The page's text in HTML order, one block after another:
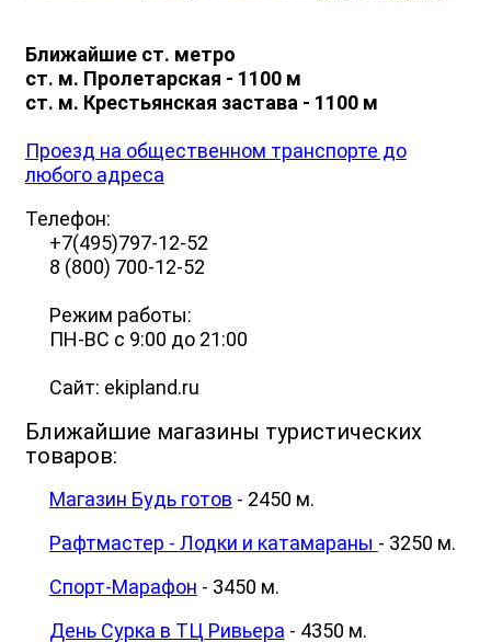
Ближайшие ст. метро
ст. м. Пролетарская - 1100 м
ст. м. Крестьянская застава - 1100 м
Проезд на общественном транспорте до
любого адреса
Телефон:
+7(495)797-12-52
8 (800) 700-12-52
Режим работы:
ПН-ВС с 9:00 до 21:00
Сайт: ekipland.ru
Ближайшие магазины туристических
товаров:
Магазин Будь готов - 2450 м.
Рафтмастер - Лодки и катамараны - 3250 м.
Спорт-Марафон - 3450 м.
День Сурка в ТЦ Ривьера - 4350 м.